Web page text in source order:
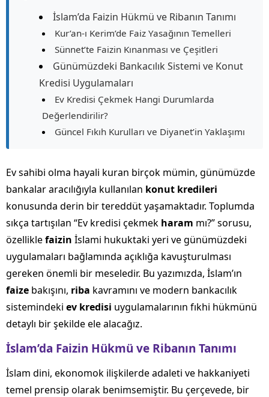
İslam’da Faizin Hükmü ve Ribanın Tanımı
Kur’an-ı Kerim’de Faiz Yasağının Temelleri
Sünnet’te Faizin Kınanması ve Çeşitleri
Günümüzdeki Bankacılık Sistemi ve Konut
Kredisi Uygulamaları
Ev Kredisi Çekmek Hangi Durumlarda
Değerlendirilir?
Güncel Fıkıh Kurulları ve Diyanet’in Yaklaşımı
Ev sahibi olma hayali kuran birçok mümin, günümüzde
bankalar aracılığıyla kullanılan konut kredileri
konusunda derin bir tereddüt yaşamaktadır. Toplumda
sıkça tartışılan “Ev kredisi çekmek haram mı?” sorusu,
özelliklefaizin İslami hukuktaki yeri ve günümüzdeki
uygulamaları bağlamında açıklığa kavuşturulması
gereken önemli bir meseledir. Bu yazımızda, İslam’ın
faize bakışını, riba kavramını ve modern bankacılık
sistemindeki ev kredisi uygulamalarının fıkhi hükmünü
detaylı bir şekilde ele alacağız.
İslam’da Faizin Hükmü ve Ribanın Tanımı
İslam dini, ekonomok ilişkilerde adaleti ve hakkaniyeti
temel prensip olarak benimsemiştir. Bu çerçevede, bir